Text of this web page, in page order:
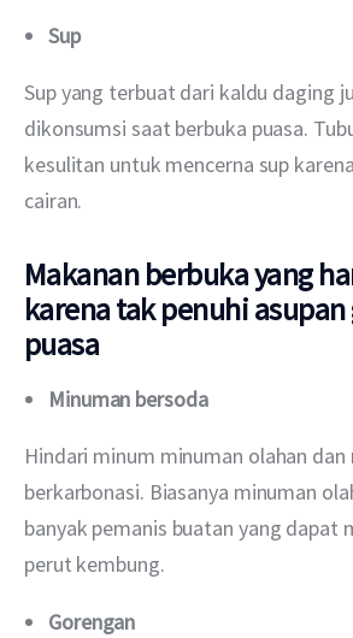
Sup
Sup yang terbuat dari kaldu daging
dikonsumsi saat berbuka puasa.
kesulitan untuk mencerna sup
cairan.
Makanan berbuka yang
karena takpenuhi
puasa
Minuman bersoda
Hindari minum minuman olahan dan
berkarbonasi. Biasanya minuman
banyak pemanis buatan yang dapat
perut kembung.
Gorengan